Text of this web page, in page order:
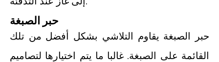
حبر الصبغة
حبر الصبغة يقاوم التلاشي بشكل أفضل من تلك
القائمة على الصبغة. غالبا ما يتم اختيارها لتصاميم